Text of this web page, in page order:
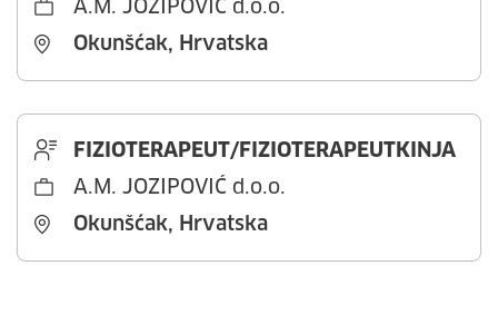
A.M. JOZIPOVIĆ d.o.o.
Okunšćak, Hrvatska
FIZIOTERAPEUT/FIZIOTERAPEUTKINJA
A.M. JOZIPOVIĆ d.o.o.
Okunšćak, Hrvatska